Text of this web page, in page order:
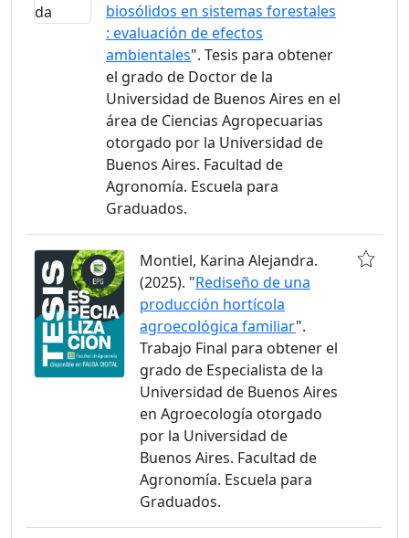
biosólidos en sistemas forestales
: evaluación de efectos
ambientales". Tesis para obtener
el grado de Doctor de la
Universidad de Buenos Aires en el
área de Ciencias Agropecuarias
otorgado por la Universidad de
Buenos Aires. Facultad de
Agronomía. Escuela para
Graduados.
Montiel, Karina Alejandra.
(2025). "Rediseño de una
producción hortícola
agroecológica familiar".
Trabajo Final para obtener el
grado de Especialista de la
Universidad de Buenos Aires
en Agroecología otorgado
por la Universidad de
Buenos Aires. Facultad de
Agronomía. Escuela para
Graduados.